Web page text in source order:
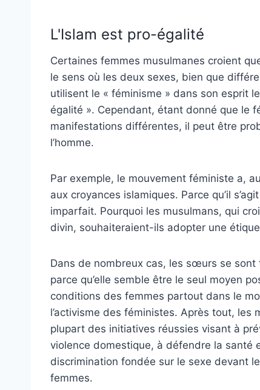
L'Islam est pro-égalité
Certaines femmes musulmanes croient
le sens où les deux sexes, bien que
utilisent le « féminisme » dans son esprit
égalité ». Cependant, étant donné que le
manifestations différentes, il peut être
l’homme.
Par exemple, le mouvement féministe a,
aux croyances islamiques. Parce qu’il
imparfait. Pourquoi les musulmans, qui
divin, souhaiteraient-ils adopter une
Dans de nombreux cas, les sœurs se
parce qu’elle semble être le seul moyen
conditions des femmes partout dans le
l’activisme des féministes. Après tout,
plupart des initiatives réussies visant à
violence domestique, à défendre la santé
discrimination fondée sur le sexe devant
femmes.